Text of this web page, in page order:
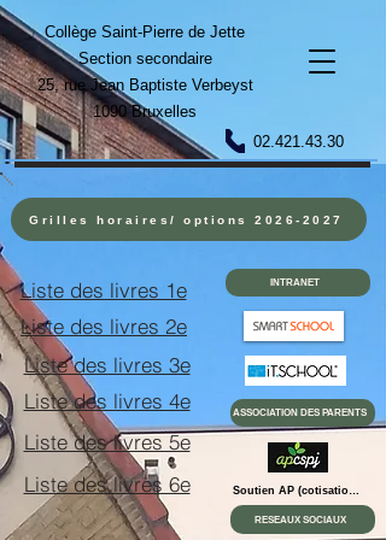
Collège Saint-Pierre de Jette
Section secondaire
25, rue Jean Baptiste Verbeyst
1090 Bruxelles
02.421.43.30
Grilles horaires/ options 2026-2027
Liste des livres 1e
Liste des livres 2e
Liste des livres 3e
Liste des livres 4e
Liste des livres 5e
Liste des livres 6e
INTRANET
ASSOCIATION DES PARENTS
RESEAUX SOCIAUX